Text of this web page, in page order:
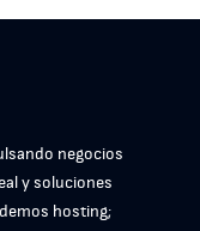
negocios
y soluciones
hosting;